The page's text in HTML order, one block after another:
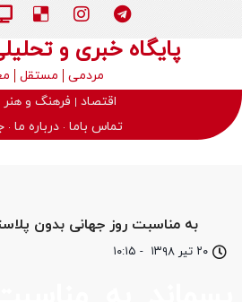
پایگاه خبری و
مردمی مستقل
اقتصاد
فرهنگ و هنر
تماس باما درباره ما
۲۰ تیر ۱۳۹۸ - ۱۰:۱۵
به مناسبت روز جهانی بدون